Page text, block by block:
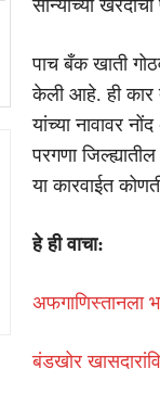
सोन्याच्या
पाच बँक खाती
केली आहे. ही कार
यांच्या नावावर
परगणा
या कारवाईत
हे ही वाचा:
अफगाणिस्तानला
बंडखोर